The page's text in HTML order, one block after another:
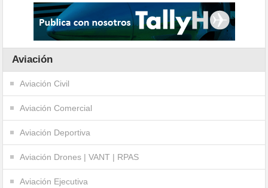
Aviación
Aviación Civil
Aviación Comercial
Aviación Deportiva
Aviación Drones | VANT | RPAS
Aviación Ejecutiva